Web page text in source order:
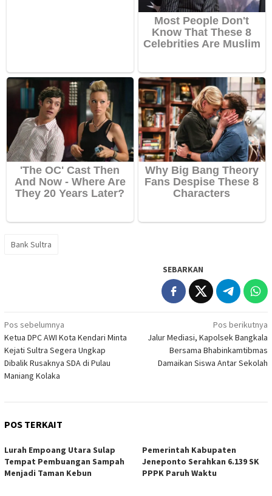
Bank Sultra
SEBARKAN
Navigasi
pos
Pos sebelumnya
Ketua DPC AWI Kota Kendari Minta
Kejati Sultra Segera Ungkap
Dibalik Rusaknya SDA di Pulau
Maniang Kolaka
Pos berikutnya
Jalur Mediasi, Kapolsek Bangkala
Bersama Bhabinkamtibmas
Damaikan Siswa Antar Sekolah
POS TERKAIT
Lurah Empoang Utara Sulap
Tempat Pembuangan Sampah
Menjadi Taman Kebun
Pemerintah Kabupaten
Jeneponto Serahkan 6.139 SK
PPPK Paruh Waktu